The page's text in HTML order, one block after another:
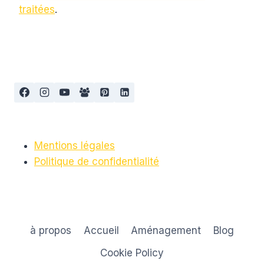
traitées.
Mentions légales
Politique de confidentialité
à propos Accueil Aménagement
Blog
Cookie Policy